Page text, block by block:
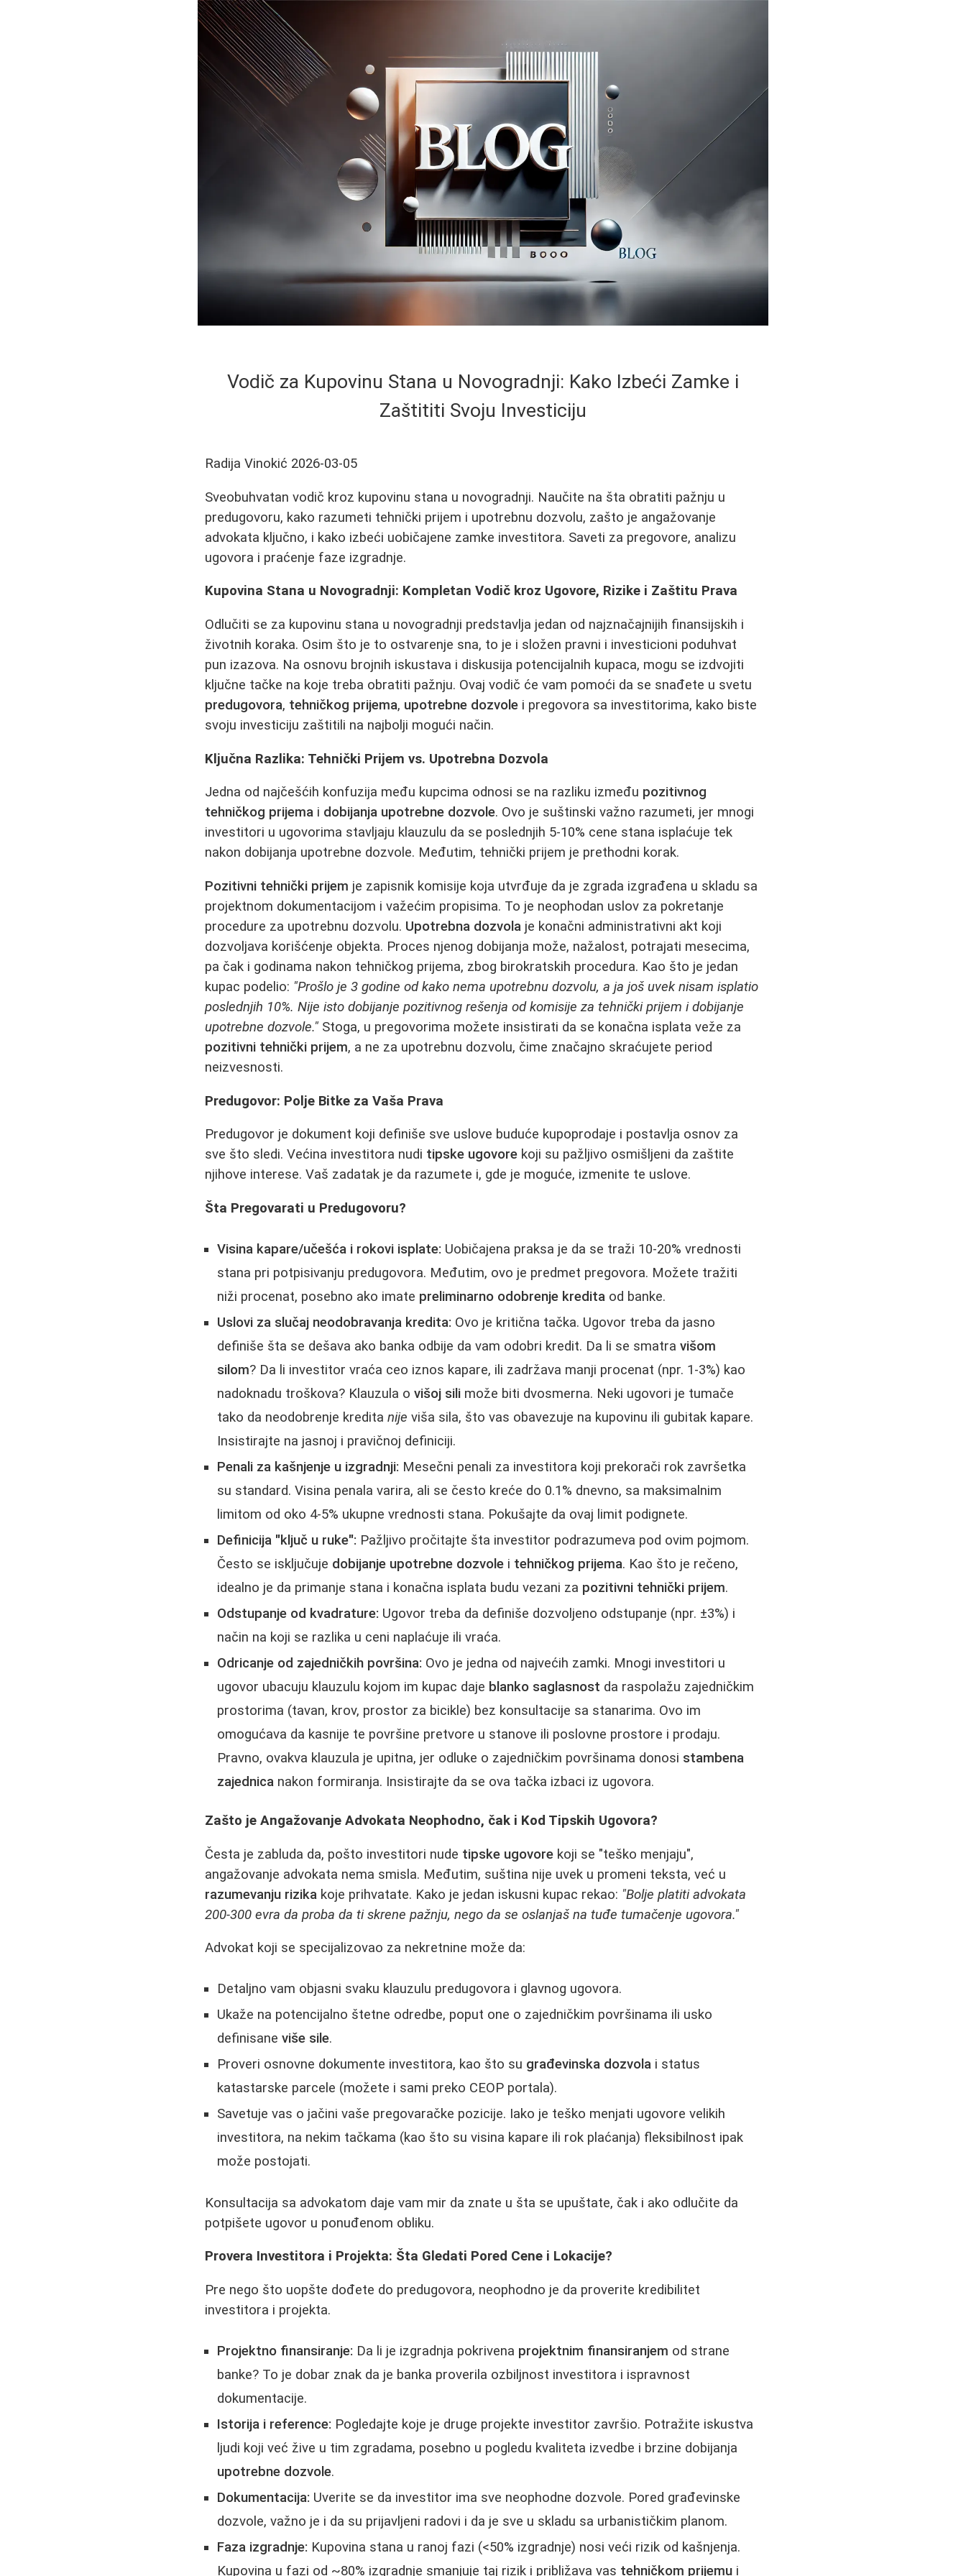
Vodič za Kupovinu Stana u Novogradnji: Kako Izbeći Zamke i
Zaštititi Svoju Investiciju
Radija Vinokić 2026-03-05
Sveobuhvatan vodič kroz kupovinu stana u novogradnji. Naučite na šta obratiti pažnju u
predugovoru, kako razumeti tehnički prijem i upotrebnu dozvolu, zašto je angažovanje
advokata ključno, i kako izbeći uobičajene zamke investitora. Saveti za pregovore, analizu
ugovora i praćenje faze izgradnje.
Kupovina Stana u Novogradnji: Kompletan Vodič kroz Ugovore, Rizike i Zaštitu Prava
Odlučiti se za kupovinu stana u novogradnji predstavlja jedan od najznačajnijih finansijskih i
životnih koraka. Osim što je to ostvarenje sna, to je i složen pravni i investicioni poduhvat
pun izazova. Na osnovu brojnih iskustava i diskusija potencijalnih kupaca, mogu se izdvojiti
ključne tačke na koje treba obratiti pažnju. Ovaj vodič će vam pomoći da se snađete u svetu
predugovora, tehničkog prijema, upotrebne dozvole i pregovora sa investitorima, kako biste
svoju investiciju zaštitili na najbolji mogući način.
Ključna Razlika: Tehnički Prijem vs. Upotrebna Dozvola
Jedna od najčešćih konfuzija među kupcima odnosi se na razliku između pozitivnog
tehničkog prijema i dobijanja upotrebne dozvole. Ovo je suštinski važno razumeti, jer mnogi
investitori u ugovorima stavljaju klauzulu da se poslednjih 5-10% cene stana isplaćuje tek
nakon dobijanja upotrebne dozvole. Međutim, tehnički prijem je prethodni korak.
Pozitivni tehnički prijem je zapisnik komisije koja utvrđuje da je zgrada izgrađena u skladu sa
projektnom dokumentacijom i važećim propisima. To je neophodan uslov za pokretanje
procedure za upotrebnu dozvolu. Upotrebna dozvola je konačni administrativni akt koji
dozvoljava korišćenje objekta. Proces njenog dobijanja može, nažalost, potrajati mesecima,
pa čak i godinama nakon tehničkog prijema, zbog birokratskih procedura. Kao što je jedan
kupac podelio: "Prošlo je 3 godine od kako nema upotrebnu dozvolu, a ja još uvek nisam isplatio
poslednjih 10%. Nije isto dobijanje pozitivnog rešenja od komisije za tehnički prijem i dobijanje
upotrebne dozvole." Stoga, u pregovorima možete insistirati da se konačna isplata veže za
pozitivni tehnički prijem, a ne za upotrebnu dozvolu, čime značajno skraćujete period
neizvesnosti.
Predugovor: Polje Bitke za Vaša Prava
Predugovor je dokument koji definiše sve uslove buduće kupoprodaje i postavlja osnov za
sve što sledi. Većina investitora nudi tipske ugovore koji su pažljivo osmišljeni da zaštite
njihove interese. Vaš zadatak je da razumete i, gde je moguće, izmenite te uslove.
Šta Pregovarati u Predugovoru?
Visina kapare/učešća i rokovi isplate: Uobičajena praksa je da se traži 10-20% vrednosti
stana pri potpisivanju predugovora. Međutim, ovo je predmet pregovora. Možete tražiti
niži procenat, posebno ako imate preliminarno odobrenje kredita od banke.
Uslovi za slučaj neodobravanja kredita: Ovo je kritična tačka. Ugovor treba da jasno
definiše šta se dešava ako banka odbije da vam odobri kredit. Da li se smatravišom
silom? Da li investitor vraća ceo iznos kapare, ili zadržava manji procenat (npr. 1-3%) kao
nadoknadu troškova? Klauzula ovišoj sili može biti dvosmerna. Neki ugovori je tumače
tako da neodobrenje kreditanije viša sila, što vas obavezuje na kupovinu ili gubitak kapare.
Insistirajte na jasnoj i pravičnoj definiciji.
Penali za kašnjenje u izgradnji: Mesečni penali za investitora koji prekorači rok završetka
su standard. Visina penala varira, ali se često kreće do 0.1% dnevno, sa maksimalnim
limitom od oko 4-5% ukupne vrednosti stana. Pokušajte da ovaj limit podignete.
Definicija "ključ u ruke": Pažljivo pročitajte šta investitor podrazumeva pod ovim pojmom.
Često se isključuje dobijanje upotrebne dozvole i tehničkog prijema. Kao što je rečeno,
idealno je da primanje stana i konačna isplata budu vezani za pozitivni tehnički prijem.
Odstupanje od kvadrature: Ugovor treba da definiše dozvoljeno odstupanje (npr. ±3%) i
način na koji se razlika u ceni naplaćuje ili vraća.
Odricanje od zajedničkih površina: Ovo je jedna od najvećih zamki. Mnogi investitori u
ugovor ubacuju klauzulu kojom im kupac daje blanko saglasnost da raspolažu zajedničkim
prostorima (tavan, krov, prostor za bicikle) bez konsultacije sa stanarima. Ovo im
omogućava da kasnije te površine pretvore u stanove ili poslovne prostore i prodaju.
Pravno, ovakva klauzula je upitna, jer odluke o zajedničkim površinama donosi stambena
zajednica nakon formiranja. Insistirajte da se ova tačka izbaci iz ugovora.
Zašto je Angažovanje Advokata Neophodno, čak i Kod Tipskih Ugovora?
Česta je zabluda da, pošto investitori nude tipske ugovore koji se "teško menjaju",
angažovanje advokata nema smisla. Međutim, suština nije uvek u promeni teksta, već u
razumevanju rizika koje prihvatate. Kako je jedan iskusni kupac rekao: "Bolje platiti advokata
200-300 evra da proba da ti skrene pažnju, nego da se oslanjaš na tuđe tumačenje ugovora."
Advokat koji se specijalizovao za nekretnine može da:
Detaljno vam objasni svaku klauzulu predugovora i glavnog ugovora.
Ukaže na potencijalno štetne odredbe, poput one o zajedničkim površinama ili usko
definisaneviše sile.
Proveri osnovne dokumente investitora, kao što su građevinska dozvola i status
katastarske parcele (možete i sami preko CEOP portala).
Savetuje vas o jačini vaše pregovaračke pozicije. Iako je teško menjati ugovore velikih
investitora, na nekim tačkama (kao što su visina kapare ili rok plaćanja) fleksibilnost ipak
može postojati.
Konsultacija sa advokatom daje vam mir da znate u šta se upuštate, čak i ako odlučite da
potpišete ugovor u ponuđenom obliku.
Provera Investitora i Projekta: Šta Gledati Pored Cene i Lokacije?
Pre nego što uopšte dođete do predugovora, neophodno je da proverite kredibilitet
investitora i projekta.
Projektno finansiranje: Da li je izgradnja pokrivena projektnim finansiranjem od strane
banke? To je dobar znak da je banka proverila ozbiljnost investitora i ispravnost
dokumentacije.
Istorija i reference: Pogledajte koje je druge projekte investitor završio. Potražite iskustva
ljudi koji već žive u tim zgradama, posebno u pogledu kvaliteta izvedbe i brzine dobijanja
upotrebne dozvole.
Dokumentacija: Uverite se da investitor ima sve neophodne dozvole. Pored građevinske
dozvole, važno je i da su prijavljeni radovi i da je sve u skladu sa urbanističkim planom.
Faza izgradnje: Kupovina stana u ranoj fazi (<50% izgradnje) nosi veći rizik od kašnjenja.
Kupovina u fazi od ~80% izgradnje smanjuje taj rizik i približava vas tehničkom prijemu i